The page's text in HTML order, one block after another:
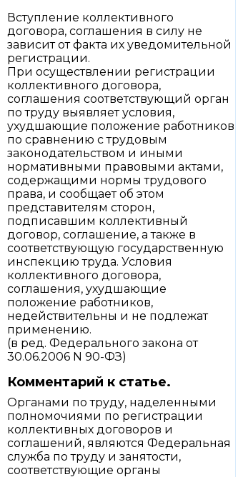
Вступление коллективного
договора, соглашения в силу не
зависит от факта их уведомительной
регистрации.
При осуществлении регистрации
коллективного договора,
соглашения соответствующий орган
по труду выявляет условия,
ухудшающие положение работников
по сравнению с трудовым
законодательством и иными
нормативными правовыми актами,
содержащими нормы трудового
права, и сообщает об этом
представителям сторон,
подписавшим коллективный
договор, соглашение, а также в
соответствующую государственную
инспекцию труда. Условия
коллективного договора,
соглашения, ухудшающие
положение работников,
недействительны и не подлежат
применению.
(в ред. Федерального закона от
30.06.2006 N 90-ФЗ)
Комментарий к статье.
Органами по труду, наделенными
полномочиями по регистрации
коллективных договоров и
соглашений, являются Федеральная
служба по труду и занятости,
соответствующие органы